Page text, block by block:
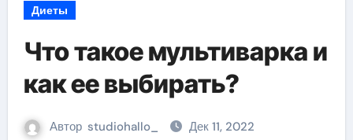
Диеты
Что такое мультиварка и
как ее выбирать?
Автор studiohallo_ Дек 11, 2022